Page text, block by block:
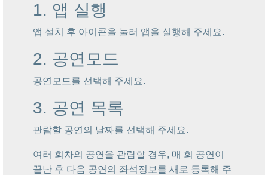
1. 앱 실행
앱 설치 후 아이콘을 눌러 앱을 실행해 주세요.
2. 공연모드
공연모드를 선택해 주세요.
3. 공연 목록
관람할 공연의 날짜를 선택해 주세요.
여러 회차의 공연을 관람할 경우, 매 회 공연이
끝난 후 다음 공연의 좌석정보를 새로 등록해 주